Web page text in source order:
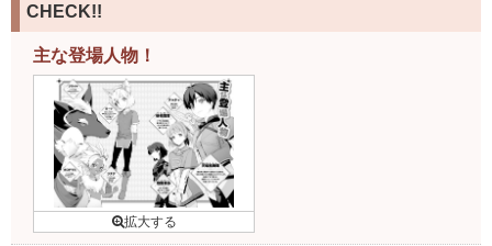
CHECK!!
主な登場人物！